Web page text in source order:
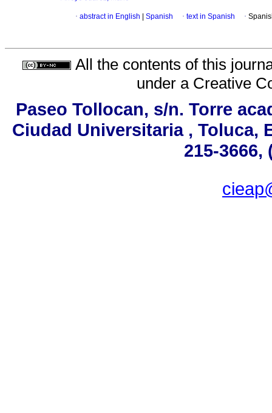
· abstract in English Spanish · text in Spanish ·
All the contents of this
under a Creative
Paseo Tollocan, s/n. Torre
Ciudad Universitaria , Toluca,
215-3666,